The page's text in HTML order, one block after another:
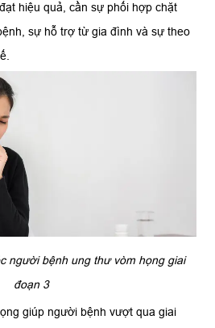
hiệu quả, cần sự phối hợp chặt
sự hỗ trợ từ gia đình và sự theo
người bệnh ung thư vòm họng giai
đoạn 3
giúp người bệnh vượt qua giai